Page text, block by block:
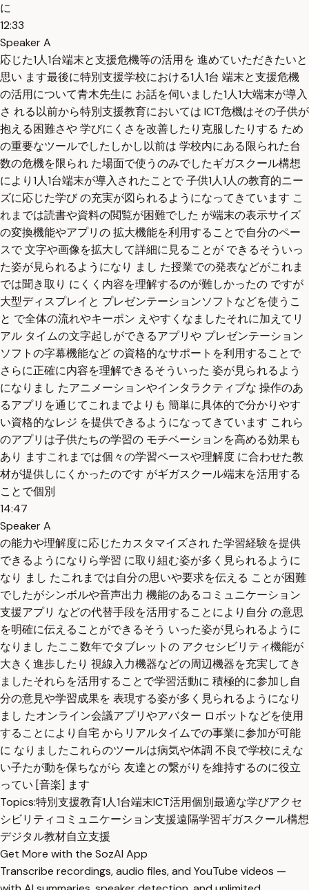
に
12:33
Speaker A
応じた1人1台端末と支援危機等の活用を 進めていただきたいと
思い ます最後に特別支援学校における1人1台 端末と支援危機
の活用について青木先生に お話を伺いました1人1大端末が導入
さ れる以前から特別支援教育においては ICT危機はその子供が
抱える困難さや 学びにくさを改善したり克服したりする ため
の重要なツールでしたしかし以前は 学校内にある限られた台
数の危機を限られ た場面で使うのみでしたギガスクール構想
により1人1台端末が導入されたことで 子供1人1人の教育的ニー
ズに応じた学び の充実が図られるようになってきています こ
れまでは読書や資料の閲覧が困難でした が端末の表示サイズ
の変換機能やアプリの 拡大機能を利用することで自分のペー
スで 文字や画像を拡大して詳細に見ることが できるそういっ
た姿が見られるようになり まし た授業での発表などがこれま
では聞き取り にくく内容を理解するのが難しかったの ですが
大型ディスプレイと プレゼンテーションソフトなどを使うこ
と で全体の流れやキーポン えやすくなましたそれに加えてリ
アル タイムの文字起しができるアプリや プレゼンテーション
ソフトの字幕機能など の資格的なサポートを利用することで
さらに正確に内容を理解できるそういった 姿が見られるよう
になりまし たアニメーションやインタラクティブな 操作のあ
るアプリを通じてこれまでよりも 簡単に具体的で分かりやす
い資格的なレジ を提供できるようになってきています これら
のアプリは子供たちの学習の モチベーションを高める効果も
あり ますこれまでは個々の学習ペースや理解度 に合わせた教
材が提供しにくかったのです がギガスクール端末を活用する
ことで個別
14:47
Speaker A
の能力や理解度に応じたカスタマイズされ た学習経験を提供
できるようになりら学習 に取り組む姿が多く見られるように
なり まし たこれまでは自分の思いや要求を伝える ことが困難
でしたがシンボルや音声出力 機能のあるコミュニケーション
支援アプリ などの代替手段を活用することにより自分 の意思
を明確に伝えることができるそう いった姿が見られるように
なりまし たここ数年でタブレットの アクセシビリティ機能が
大きく進歩したり 視線入力機器などの周辺機器を充実してき
ましたそれらを活用することで学習活動に 積極的に参加し自
分の意見や学習成果を 表現する姿が多く見られるようになり
まし たオンライン会議アプリやアバター ロボットなどを使用
することにより自宅 からリアルタイムでの事業に参加が可能
に なりましたこれらのツールは病気や体調 不良で学校にえな
い子たが動を保ちながら 友達との繋がりを維持するのに役立
ってい [音楽] ます
Topics:特別支援教育1人1台端末ICT活用個別最適な学びアクセ
シビリティ コミュニケーション支援遠隔学習ギガスクール構想
デジタル教材自立支援
Get More with the SozAI App
Transcribe recordings, audio files, and YouTube videos —